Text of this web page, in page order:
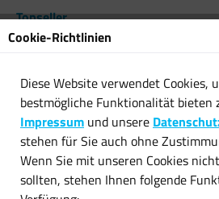
Topseller
Callmenew Toner für Kyocera
TK-1150K ECOSYS M...
Cookie-Richtlinien
Diese Website verwendet Cookies,
bestmögliche Funktionalität bieten
Impressum und unsere
stehen für Sie auch ohne
Wenn Sie mit unseren Cookies
sollten, stehen Ihnen folgende